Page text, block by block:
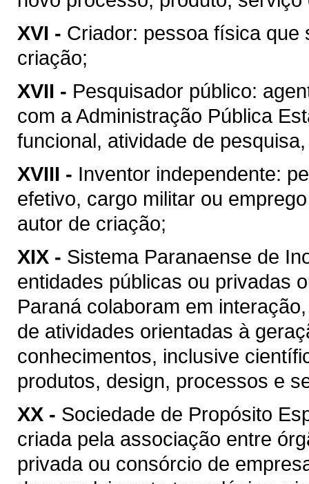
XVI - Criador: pessoa física que
criação;
XVII - Pesquisador público:
com a Administração Pública
funcional, atividade de
XVIII - Inventor independente:
efetivo, cargo militar ou
autor de criação;
XIX - Sistema Paranaense de
entidades públicas ou privadas
Paraná colaboram em
de atividades orientadas à
conhecimentos, inclusive
produtos, design, processos e
XX - Sociedade de Propósito
criada pela associação entre
privada ou consórcio de